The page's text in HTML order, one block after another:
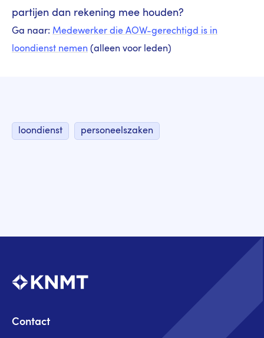
partijen dan rekening mee houden?
Ga naar: Medewerker die AOW-gerechtigd is in
loondienst nemen (alleen voor leden)
loondienst personeelszaken
Contact